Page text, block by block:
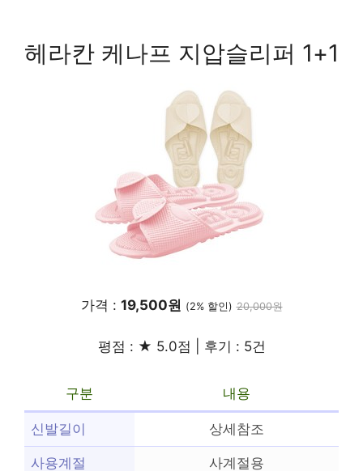
헤라칸 케나프 지압슬리퍼 1+1
가격 : 19,500원 (2% 할인) 20,000원
평점 : ★ 5.0점 | 후기 : 5건
구분 내용
신발길이 상세참조
사용계절 사계절용